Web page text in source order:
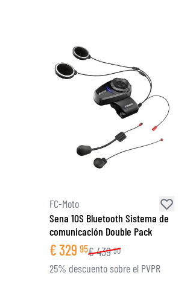
FC-Moto
Sena 10S Bluetooth Sistema de
comunicación Double Pack
€329 95€439 90
25% descuento sobre el PVPR